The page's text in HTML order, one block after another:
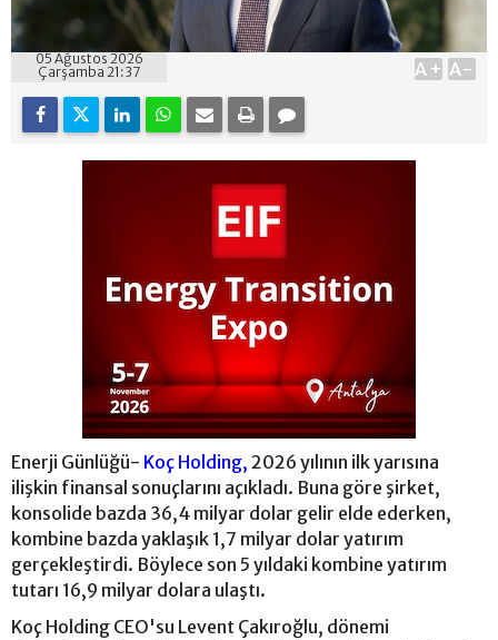
05 Ağustos 2026
Çarşamba 21:37
A+ A-
Enerji Günlüğü- Koç Holding, 2026 yılının ilk yarısına
ilişkin finansal sonuçlarını açıkladı. Buna göre şirket,
konsolide bazda 36,4 milyar dolar gelir elde ederken,
kombine bazda yaklaşık 1,7 milyar dolar yatırım
gerçekleştirdi. Böylece son 5 yıldaki kombine yatırım
tutarı 16,9 milyar dolara ulaştı.
Koç Holding CEO'su Levent Çakıroğlu, dönemi